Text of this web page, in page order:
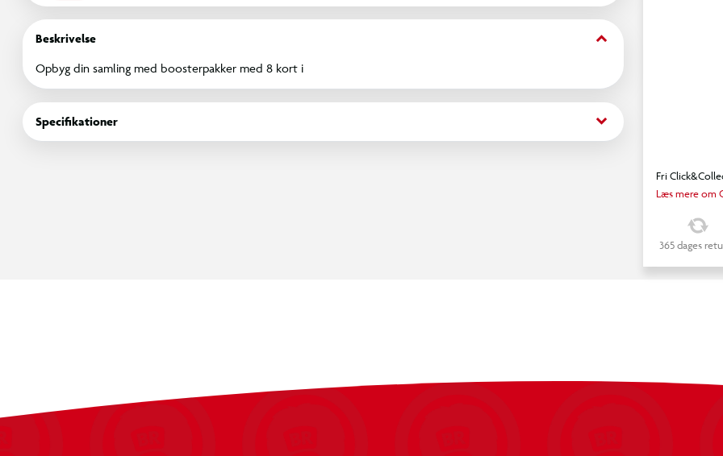
Beskrivelse keyboard_arrow_down
Opbyg din samling med boosterpakker med 8 kort i
Specifikationer keyboard_arrow_down
Fri
Læs mere om
365 dages